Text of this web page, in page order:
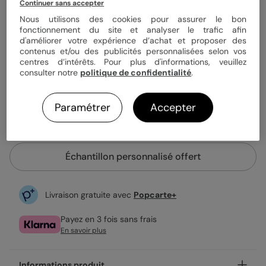
1,15 €
Enveloppe blanche offerte
Fabrication française
Expédition rapide en 24h
Personnaliser
Échantillon personnalisé offert
Livraison gratuite avec Popcarte+
Payez en 3 fois sans frais
En savoir plus
Continuer sans accepter
Nous utilisons des cookies pour assurer le bon
fonctionnement du site et analyser le trafic afin
d'améliorer votre expérience d’achat et proposer des
contenus et/ou des publicités personnalisées selon vos
centres d’intérêts. Pour plus d'informations, veuillez
consulter notre politique de confidentialité.
Paramétrer Accepter